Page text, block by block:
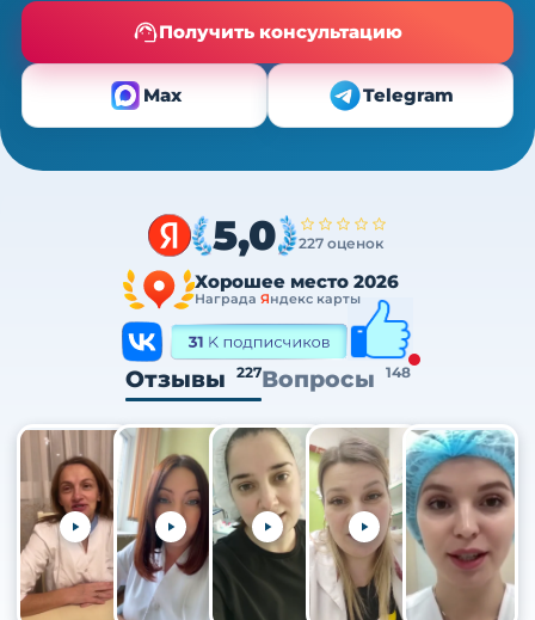
Получить консультацию
Max Telegram
5,0 227 оценок
Хорошее место 2026
Награда Яндекс карты
Отзывы 227Вопросы 148